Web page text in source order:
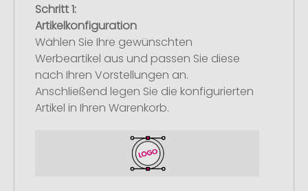
Schritt 1:
Artikelkonfiguration
Wählen Sie Ihre gewünschten
Werbeartikel aus und passen Sie diese
nach Ihren Vorstellungen an.
Anschließend legen Sie die konfigurierten
Artikel in Ihren Warenkorb.